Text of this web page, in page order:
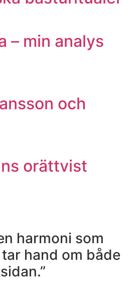
– min analys
och
orättvist
harmoni som
hand om både